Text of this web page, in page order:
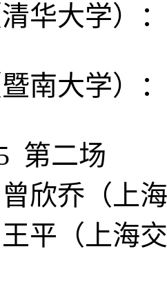
华大学）
南大学）
第二场
欣乔（上
平（上海